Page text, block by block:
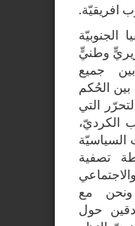
افريقيّة.
الجنوبيّة
وطنيٍّ
جميع
الحُكم
التي
الكرديّ،
السياسيّة
تصفية
ونحن مع
حول